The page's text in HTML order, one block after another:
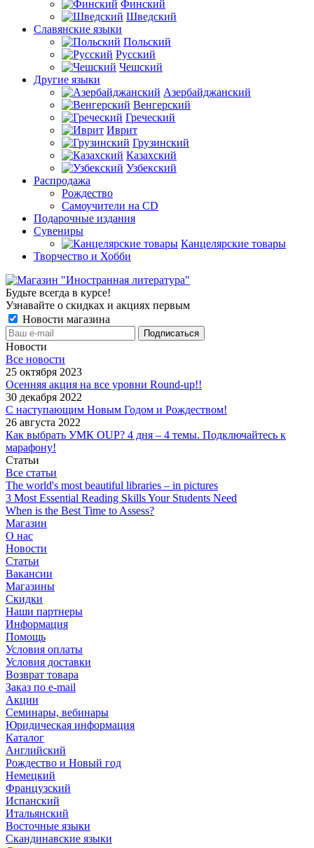
Финский
Шведский
Славянские языки
Польский
Русский
Чешский
Другие языки
Азербайджанский
Венгерский
Греческий
Иврит
Грузинский
Казахский
Узбекский
Распродажа
Рождество
Самоучители на CD
Подарочные издания
Сувениры
Канцелярские товары
Творчество и Хобби
Будьте всегда в курсе!
Узнавайте о скидках и акциях первым
Новости магазина
Новости
Все новости
25 октября 2023
Осенняя акция на все уровни Round-up!!
30 декабря 2022
С наступающим Новым Годом и Рождеством!
26 августа 2022
Как выбрать УМК OUP? 4 дня – 4 темы. Подключайтесь к
марафону!
Статьи
Все статьи
The world's most beautiful libraries – in pictures
3 Most Essential Reading Skills Your Students Need
When is the Best Time to Assess?
Магазин
О нас
Новости
Статьи
Вакансии
Магазины
Скидки
Наши партнеры
Информация
Помощь
Условия оплаты
Условия доставки
Возврат товара
Заказ по e-mail
Акции
Семинары, вебинары
Юридическая информация
Каталог
Английский
Рождество и Новый год
Немецкий
Французский
Испанский
Итальянский
Восточные языки
Скандинавские языки